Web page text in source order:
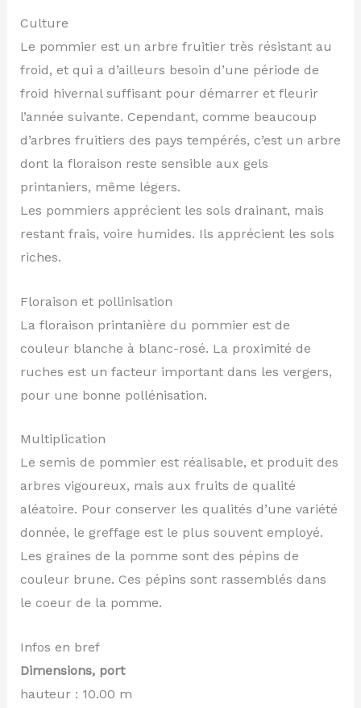
Culture
Le pommier est un arbre fruitier très résistant au
froid, et qui a d’ailleurs besoin d’une période de
froid hivernal suffisant pour démarrer et fleurir
l’année suivante. Cependant, comme beaucoup
d’arbres fruitiers des pays tempérés, c’est un arbre
dont la floraison reste sensible aux gels
printaniers, même légers.
Les pommiers apprécient les sols drainant, mais
restant frais, voire humides. Ils apprécient les sols
riches.
Floraison et pollinisation
La floraison printanière du pommier est de
couleur blanche à blanc-rosé. La proximité de
ruches est un facteur important dans les vergers,
pour une bonne pollénisation.
Multiplication
Le semis de pommier est réalisable, et produit des
arbres vigoureux, mais aux fruits de qualité
aléatoire. Pour conserver les qualités d’une variété
donnée, le greffage est le plus souvent employé.
Les graines de la pomme sont des pépins de
couleur brune. Ces pépins sont rassemblés dans
le coeur de la pomme.
Infos en bref
Dimensions, port
hauteur : 10.00 m